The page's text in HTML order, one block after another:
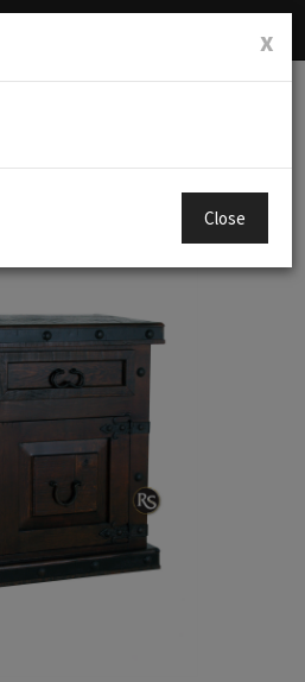
Menú
de
x
Close